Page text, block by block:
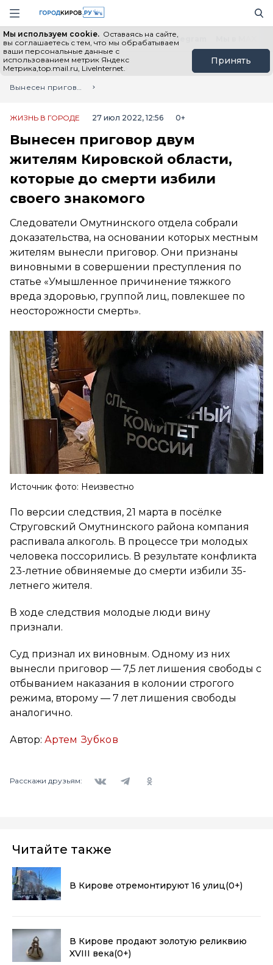
Навигация сайта
Мы используем cookie. Оставаясь на сайте,
вы соглашаетесь с тем, что мы обрабатываем
ваши персональные данные с
использованием метрик Яндекс
Метрика,top.mail.ru, LiveInternet.
Принять
Выборы - 2026 Все новости Мы в Telegram
Главная
Лента новостей
Вынесен приговор двум жителям Кировской области, которые до смерти избили своего знакомого
ЖИЗНЬ В ГОРОДЕ 27 июл 2022, 12:56 0+
Вынесен приговор двум
жителям Кировской области,
которые до смерти избили
своего знакомого
Следователи Омутнинского отдела собрали
доказательства, на основании которых местным
жителям вынесли приговор. Они признаны
виновными в совершении преступления по
статье «Умышленное причинение тяжкого
вреда здоровью, группой лиц, повлекшее по
неосторожности смерть».
Источник фото: Неизвестно
По версии следствия, 21 марта в посёлке
Струговский Омутнинского района компания
распивала алкоголь. В процессе три молодых
человека поссорились. В результате конфликта
23-летние обвиняемые до смерти избили 35-
летнего жителя.
В ходе следствия молодые люди вину
признали.
Суд признал их виновным. Одному из них
вынесли приговор — 7,5 лет лишения свободы с
отбыванием наказания в колонии строгого
режима, второму — 7 лет лишения свободы
аналогично.
Автор: Артем Зубков
Расскажи друзьям:
Читайте также
В Кирове отремонтируют 16 улиц(0+)
В Кирове продают золотую реликвию
XVIII века(0+)